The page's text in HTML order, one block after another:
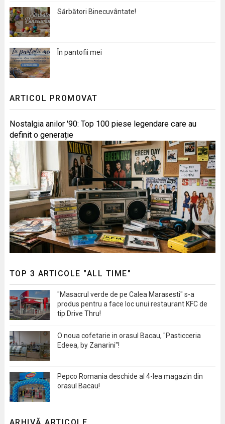
Sărbători Binecuvântate!
În pantofii mei
ARTICOL PROMOVAT
Nostalgia anilor '90: Top 100 piese legendare care au
definit o generație
TOP 3 ARTICOLE "ALL TIME"
"Masacrul verde de pe Calea Marasesti" s-a
produs pentru a face loc unui restaurant KFC de
tip Drive Thru!
O noua cofetarie in orasul Bacau, "Pasticceria
Edeea, by Zanarini"!
Pepco Romania deschide al 4-lea magazin din
orasul Bacau!